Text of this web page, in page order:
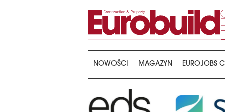
NOWOŚCI MAGAZYN EUROJOBS